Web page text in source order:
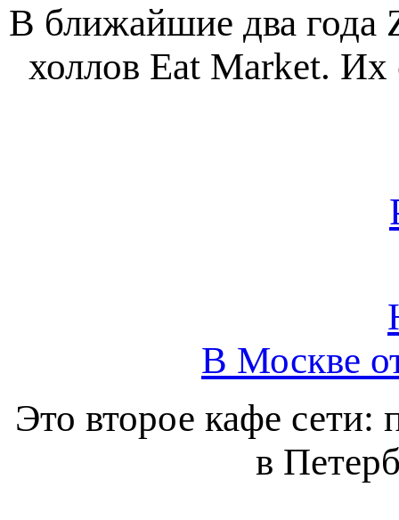
В ближайшие два года
холлов Eat Market.
В Москве
Это второе кафе сети:
в